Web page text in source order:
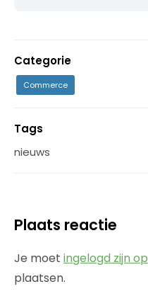
Categorie
Commerce
Tags
nieuws
Plaats reactie
Je moet ingelogd zijn op
plaatsen.